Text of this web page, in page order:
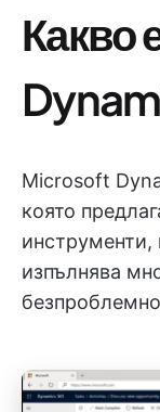
Какво
Microsoft
която
инструменти,
изпълнява